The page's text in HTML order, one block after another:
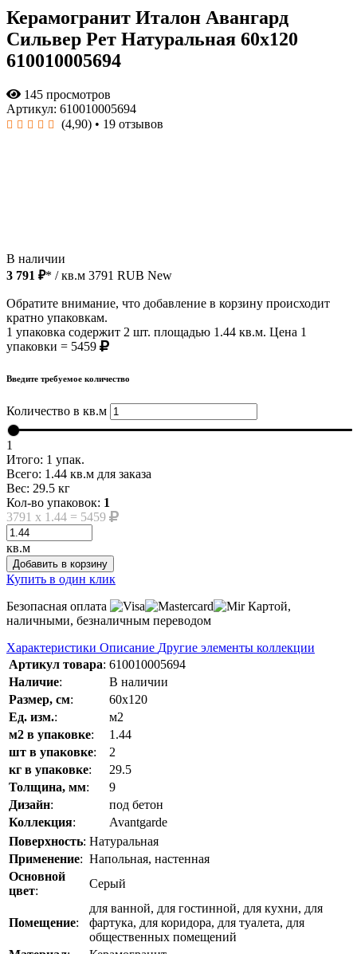
Керамогранит Италон Авангард
Сильвер Рет Натуральная 60x120
610010005694
145 просмотров
Артикул: 610010005694
(4,90) • 19 отзывов
В наличии
3 791 ₽* / кв.м 3791 RUB New
Обратите внимание, что добавление в корзину происходит
кратно упаковкам.
1 упаковка содержит 2 шт. площадью 1.44 кв.м. Цена 1
упаковки = 5459
Введите требуемое количество
Количество в кв.м
1
Итого: 1 упак.
Всего: 1.44 кв.м для заказа
Вес: 29.5 кг
Кол-во упаковок: 1
3791 x 1.44 = 5459
кв.м
Добавить в корзину
Купить в один клик
Безопасная оплата
Картой,
наличными, безналичным переводом
Характеристики Описание Другие элементы коллекции
Артикул товара: 610010005694
Наличие:
В наличии
Размер, см:
60x120
Ед. изм.:
м2
м2 в упаковке:
1.44
шт в упаковке:
2
кг в упаковке:
29.5
Толщина, мм:
9
Дизайн:
под бетон
Коллекция:
Avantgarde
Поверхность: Натуральная
Применение: Напольная, настенная
Основной
цвет:
Серый
Помещение:
для ванной, для гостинной, для кухни, для
фартука, для коридора, для туалета, для
общественных помещений